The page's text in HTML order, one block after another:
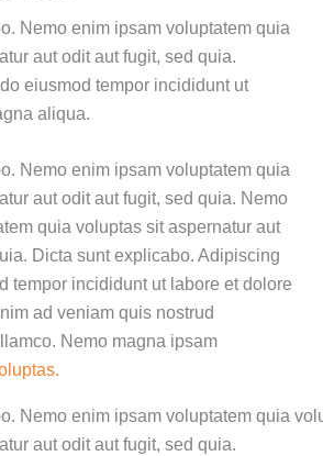
Nemo enim ipsam voluptatem quia
aut odit aut fugit, sed quia.
eiusmod tempor incididunt ut
aliqua.
Nemo enim ipsam voluptatem quia
aut odit aut fugit, sed quia. Nemo
quia voluptas sit aspernatur aut
Dicta sunt explicabo. Adipiscing
tempor incididunt ut labore et dolore
ad veniam quis nostrud
Nemo magna ipsam
Nemo enim ipsam voluptatem quia
aut odit aut fugit, sed quia.